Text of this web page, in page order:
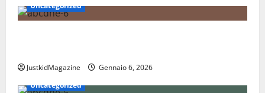
Uncategorized
JustkidMagazine
Gennaio 6, 2026
Uncategorized